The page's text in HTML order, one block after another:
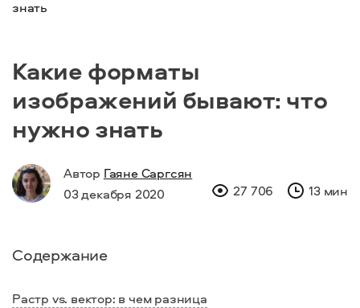
знать
Какие форматы
изображений бывают: что
нужно знать
Автор Гаяне Саргсян
03 декабря 2020
27 706 13 мин
Содержание
Растр vs. вектор: в чем разница